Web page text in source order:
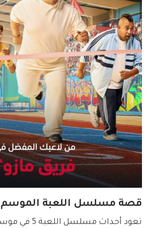
قصة مسلسل اللعبة
تعود أحداث